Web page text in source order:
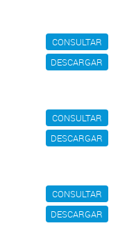
CONSULTAR
DESCARGAR
CONSULTAR
DESCARGAR
CONSULTAR
DESCARGAR